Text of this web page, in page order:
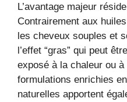
L’avantage majeur
Contrairement aux
les cheveux souples et
l’effet “gras” qui peut
exposé à la chaleur ou à
formulations enrichies en
naturelles apportent